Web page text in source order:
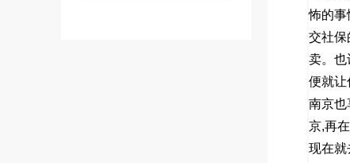
怖的事
交社保
卖。也
便就让
南京也
京,再
现在就